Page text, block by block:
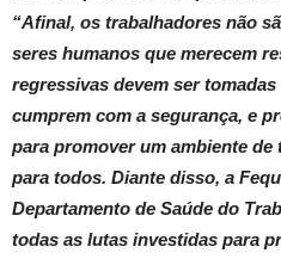
“Afinal, os trabalhadores não
seres humanos que merecem
regressivas devem ser
cumprem com a segurança, e
para promover um ambiente
para todos. Diante disso, a
Departamento de Saúde do
todas as lutas investidas para